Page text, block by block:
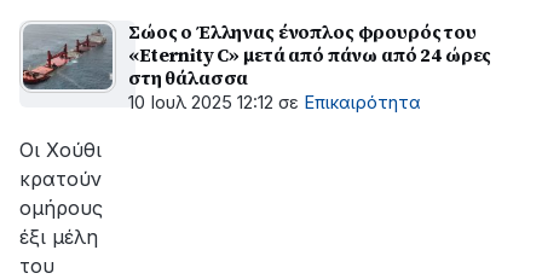
Σώος ο Έλληνας ένοπλος φρουρός του
«Eternity C» μετά από πάνω από 24 ώρες
στη θάλασσα
10 Ιουλ 2025 12:12 σε Επικαιρότητα
Οι Χούθι
κρατούν
ομήρους
έξι μέλη
του